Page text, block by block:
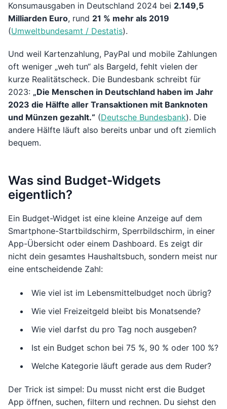
Konsumausgaben in Deutschland 2024 bei 2.149,5
Milliarden Euro, rund 21 % mehr als 2019
(Umweltbundesamt / Destatis).
Und weil Kartenzahlung, PayPal und mobile Zahlungen
oft weniger „weh tun“ als Bargeld, fehlt vielen der
kurze Realitätscheck. Die Bundesbank schreibt für
2023: „Die Menschen in Deutschland haben im Jahr
2023 die Hälfte aller Transaktionen mit Banknoten
und Münzen gezahlt.“ (Deutsche Bundesbank). Die
andere Hälfte läuft also bereits unbar und oft ziemlich
bequem.
Was sind Budget-Widgets
eigentlich?
Ein Budget-Widget ist eine kleine Anzeige auf dem
Smartphone-Startbildschirm, Sperrbildschirm, in einer
App-Übersicht oder einem Dashboard. Es zeigt dir
nicht dein gesamtes Haushaltsbuch, sondern meist nur
eine entscheidende Zahl:
Wie viel ist im Lebensmittelbudget noch übrig?
Wie viel Freizeitgeld bleibt bis Monatsende?
Wie viel darfst du pro Tag noch ausgeben?
Ist ein Budget schon bei 75 %, 90 % oder 100 %?
Welche Kategorie läuft gerade aus dem Ruder?
Der Trick ist simpel: Du musst nicht erst die Budget
App öffnen, suchen, filtern und rechnen. Du siehst den